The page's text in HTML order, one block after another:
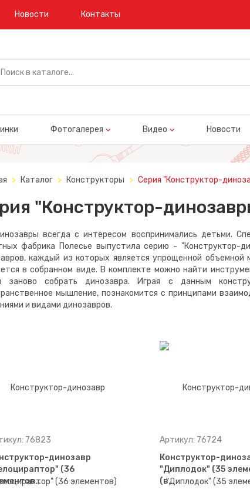
Новости Контакты
Фотогалерея Видео Новости
Каталог Конструкторы Серия "Конструктор-
"Конструктор-
всегда с интересом воспринимались детьми.
фабрика Полесье выпустила серию - "Конструктор-
каждый из которых является упрощенной
в собранном виде. В комплекте можно найти
заново собрать динозавра. Играя с данным
мышление, познакомится с принципами
и видами динозавров.
76823
динозавр
(36
Артикул: 76724
Конструктор-
"Диплодок" (35
(в…